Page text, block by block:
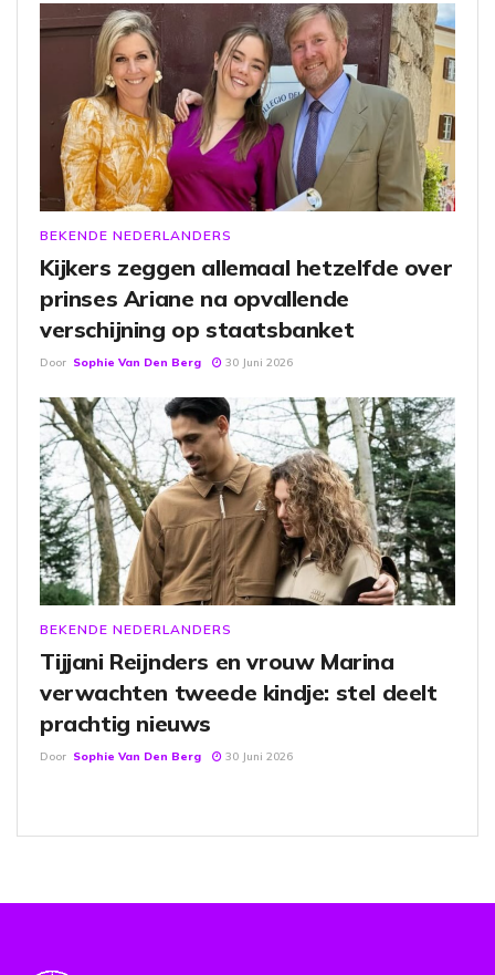
BEKENDE NEDERLANDERS
Kijkers zeggen allemaal hetzelfde over
prinses Ariane na opvallende
verschijning op staatsbanket
Door Sophie Van Den Berg 30 Juni 2026
BEKENDE NEDERLANDERS
Tijjani Reijnders en vrouw Marina
verwachten tweede kindje: stel deelt
prachtig nieuws
Door Sophie Van Den Berg 30 Juni 2026